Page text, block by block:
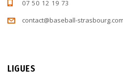
07 50 12 19 73
contact@baseball-strasbourg.com
LIGUES